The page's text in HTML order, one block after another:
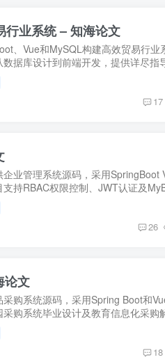
业系统 – 知海论文
、Vue和MySQL构建高效贸易行业
据库设计到前端开发，提供详尽指
文】
17
业管理系统源码，采用SpringBoot
持RBAC权限控制、JWT认证及
26
论文
购系统源码，采用Spring Boot和
购系统毕业设计及教育信息化采购
18